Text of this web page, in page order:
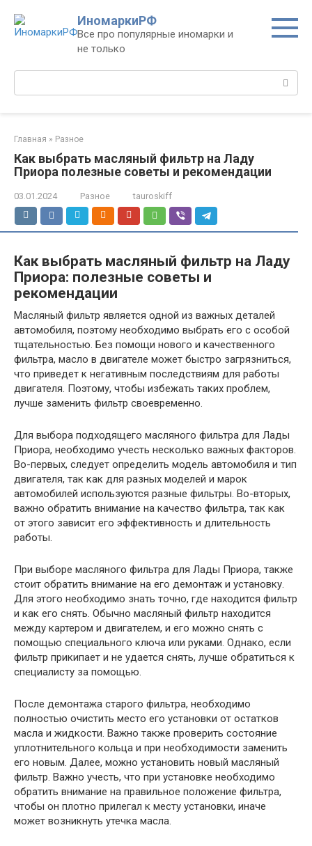
контенту
ИномаркиРФ
Все про популярные иномарки и
не только
Поиск:
Главная » Разное
Как выбрать масляный фильтр на Ладу
Приора полезные советы и рекомендации
03.01.2024 Разное tauroskiff
Как выбрать масляный фильтр на Ладу
Приора: полезные советы и
рекомендации
Масляный фильтр является одной из важных деталей
автомобиля, поэтому необходимо выбрать его с особой
тщательностью. Без помощи нового и качественного
фильтра, масло в двигателе может быстро загрязниться,
что приведет к негативным последствиям для работы
двигателя. Поэтому, чтобы избежать таких проблем,
лучше заменить фильтр своевременно.
Для выбора подходящего масляного фильтра для Лады
Приора, необходимо учесть несколько важных факторов.
Во-первых, следует определить модель автомобиля и тип
двигателя, так как для разных моделей и марок
автомобилей используются разные фильтры. Во-вторых,
важно обратить внимание на качество фильтра, так как
от этого зависит его эффективность и длительность
работы.
При выборе масляного фильтра для Лады Приора, также
стоит обратить внимание на его демонтаж и установку.
Для этого необходимо знать точно, где находится фильтр
и как его снять. Обычно масляный фильтр находится
между картером и двигателем, и его можно снять с
помощью специального ключа или руками. Однако, если
фильтр прикипает и не удается снять, лучше обратиться к
специалисту за помощью.
После демонтажа старого фильтра, необходимо
полностью очистить место его установки от остатков
масла и жидкости. Важно также проверить состояние
уплотнительного кольца и при необходимости заменить
его новым. Далее, можно установить новый масляный
фильтр. Важно учесть, что при установке необходимо
обратить внимание на правильное положение фильтра,
чтобы он плотно прилегал к месту установки, иначе
может возникнуть утечка масла.